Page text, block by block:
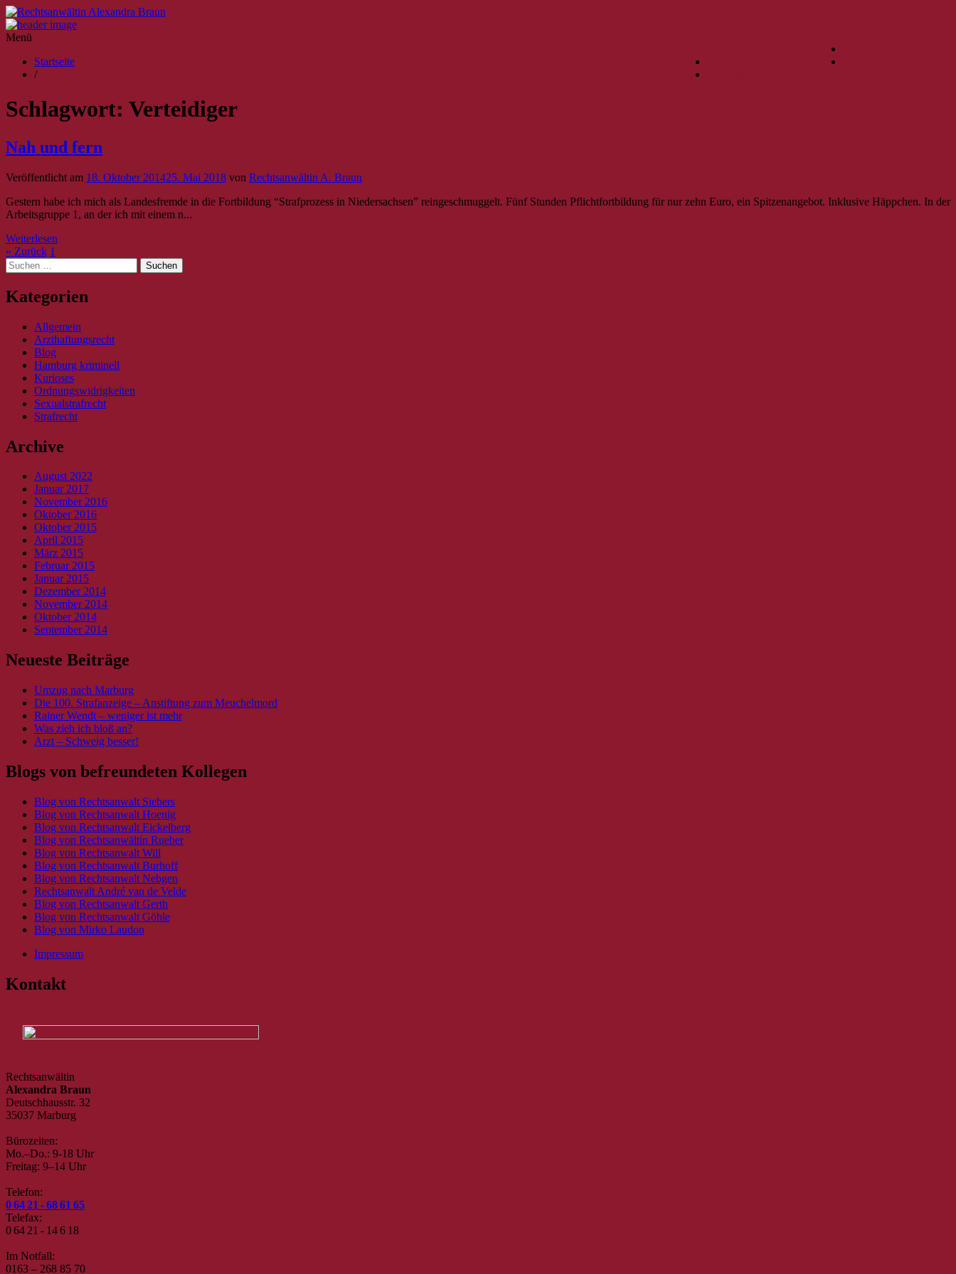
Menü
Startseite
/
Schlagwort: Verteidiger
Nah und fern
Veröffentlicht am 18. Oktober 201425. Mai 2018 von Rechtsanwältin A. Braun
Gestern habe ich mich als Landesfremde in die Fortbildung “Strafprozess in Niedersachsen” reingeschmuggelt. Fünf Stunden Pflichtfortbildung für nur zehn Euro, ein Spitzenangebot. Inklusive Häppchen. In der
Arbeitsgruppe 1, an der ich mit einem n...
Weiterlesen
« Zurück 1
Suche
nach:
Kategorien
Allgemein
Arzthaftungsrecht
Blog
Hamburg kriminell
Kurioses
Ordnungswidrigkeiten
Sexualstrafrecht
Strafrecht
Archive
August 2022
Januar 2017
November 2016
Oktober 2016
Oktober 2015
April 2015
März 2015
Februar 2015
Januar 2015
Dezember 2014
November 2014
Oktober 2014
September 2014
Neueste Beiträge
Umzug nach Marburg
Die 100. Strafanzeige – Anstiftung zum Meuchelmord
Rainer Wendt – weniger ist mehr
Was zieh ich bloß an?
Arzt – Schweig besser!
Blogs von befreundeten Kollegen
Blog von Rechtsanwalt Siebers
Blog von Rechtsanwalt Hoenig
Blog von Rechtsanwalt Eickelberg
Blog von Rechtsanwältin Rueber
Blog von Rechtsanwalt Will
Blog von Rechtsanwalt Burhoff
Blog von Rechtsanwalt Nebgen
Rechtsanwalt André van de Velde
Blog von Rechtsanwalt Gerth
Blog von Rechtsanwalt Göhle
Blog von Mirko Laudon
Impressum
Kontakt
Rechtsanwältin
Alexandra Braun
Deutschhausstr. 32
35037 Marburg
Bürozeiten:
Mo.–Do.: 9-18 Uhr
Freitag: 9–14 Uhr
Telefon:
0 64 21 - 68 61 65
Telefax:
0 64 21 - 14 6 18
Im Notfall:
0163 – 268 85 70